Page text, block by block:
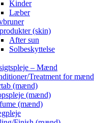
Kinder
Læber
(skin)
After sun
Solbeskyttelse
– Mænd
Treatment for mænd
(mænd)
(mænd)
(mænd)